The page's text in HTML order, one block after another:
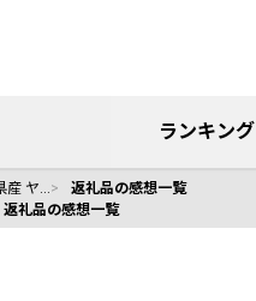
ランキング
産 ヤ…
返礼品の感想一覧
返礼品の感想一覧